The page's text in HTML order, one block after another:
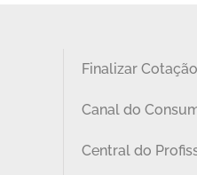
Finalizar Cotação
Canal do
Central do